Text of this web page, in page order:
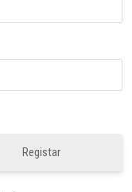
Registar